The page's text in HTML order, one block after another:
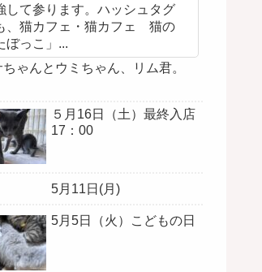
して参ります。ハッシュタグ
、猫カフェ・猫カフェ 猫の
ぼっこ」...
ゃんとウミちゃん、リム君。
５月16日（土）最終入店
17：00
5月11日(月)
5月5日（火）こどもの日